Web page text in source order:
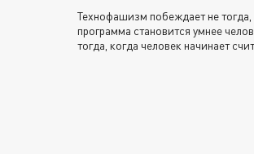
Технофашизм побеждает не тогда,
программа становится умнее
тогда, когда человек начинает